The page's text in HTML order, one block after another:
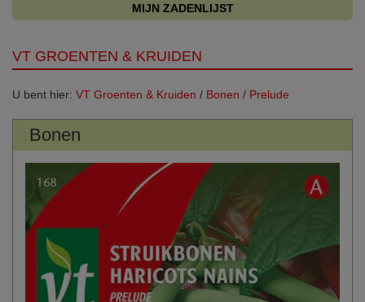
MIJN ZADENLIJST
VT GROENTEN & KRUIDEN
U bent hier: VT Groenten & Kruiden / Bonen / Prelude
Bonen